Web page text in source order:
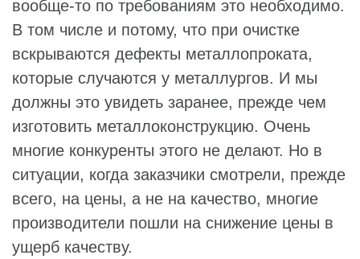
вообще-то по требованиям это необходимо.
В том числе и потому, что при очистке
вскрываются дефекты металлопроката,
которые случаются у металлургов. И мы
должны это увидеть заранее, прежде чем
изготовить металлоконструкцию. Очень
многие конкуренты этого не делают. Но в
ситуации, когда заказчики смотрели, прежде
всего, на цены, а не на качество, многие
производители пошли на снижение цены в
ущерб качеству.